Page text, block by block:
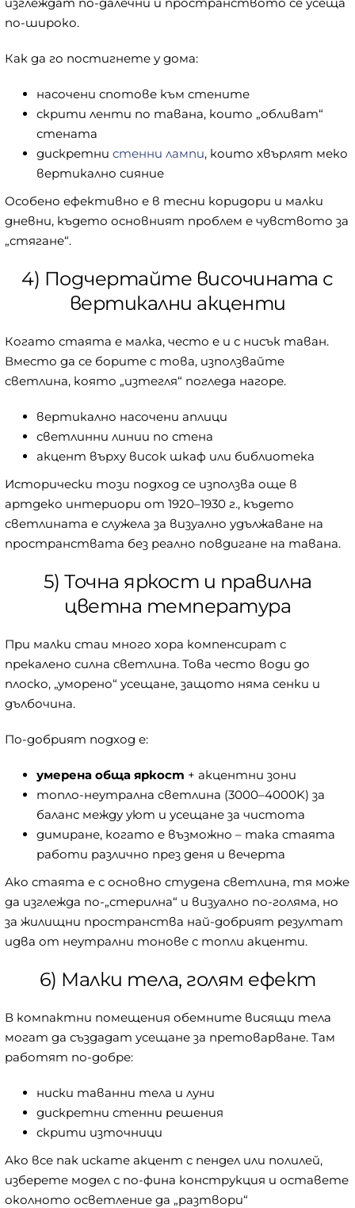
по-широко.
Как да го постигнете у дома:
насочени спотове към стените
скрити ленти по тавана, които „обливат“
стената
дискретни стенни лампи, които хвърлят меко
вертикално сияние
Особено ефективно е в тесни коридори и малки
дневни, където основният проблем е чувството за
„стягане“.
4) Подчертайте височината с
вертикални акценти
Когато стаята е малка, често е и с нисък таван.
Вместо да се борите с това, използвайте
светлина, която „изтегля“ погледа нагоре.
вертикално насочени аплици
светлинни линии по стена
акцент върху висок шкаф или библиотека
Исторически този подход се използва още в
артдеко интериори от 1920–1930 г., където
светлината е служела за визуално удължаване на
пространствата без реално повдигане на тавана.
5) Точна яркост и правилна
цветна температура
При малки стаи много хора компенсират с
прекалено силна светлина. Това често води до
плоско, „уморено“ усещане, защото няма сенки и
дълбочина.
По-добрият подход е:
умерена обща яркост + акцентни зони
топло-неутрална светлина (3000–4000K) за
баланс между уют и усещане за чистота
димиране, когато е възможно – така стаята
работи различно през деня и вечерта
Ако стаята е с основно студена светлина, тя може
да изглежда по-„стерилна“ и визуално по-голяма, но
за жилищни пространства най-добрият резултат
идва от неутрални тонове с топли акценти.
6) Малки тела, голям ефект
В компактни помещения обемните висящи тела
могат да създадат усещане за претоварване. Там
работят по-добре:
ниски таванни тела и луни
дискретни стенни решения
скрити източници
Ако все пак искате акцент с пендел или полилей,
изберете модел с по-фина конструкция и оставете
околното осветление да „разтвори“